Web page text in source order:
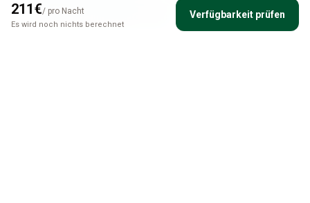
Entfernung zum Wasser: 29m
211€/ pro Nacht
Es wird noch nichts berechnet
Verfügbarkeit prüfen